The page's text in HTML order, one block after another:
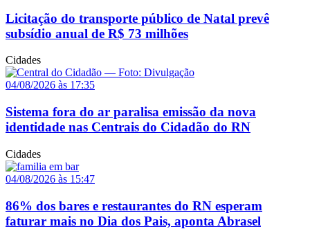
Licitação do transporte público de Natal prevê
subsídio anual de R$ 73 milhões
Cidades
04/08/2026 às 17:35
Sistema fora do ar paralisa emissão da nova
identidade nas Centrais do Cidadão do RN
Cidades
04/08/2026 às 15:47
86% dos bares e restaurantes do RN esperam
faturar mais no Dia dos Pais, aponta Abrasel